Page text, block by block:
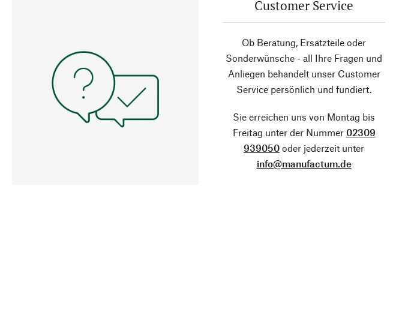
Customer Service
Ob Beratung, Ersatzteile oder
Sonderwünsche - all Ihre Fragen und
Anliegen behandelt unser Customer
Service persönlich und fundiert.
Sie erreichen uns von Montag bis
Freitag unter der Nummer 02309
939050 oder jederzeit unter
info@manufactum.de